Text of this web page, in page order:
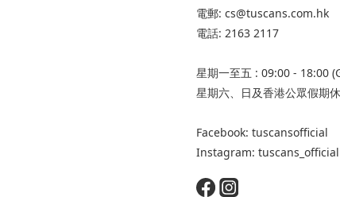
電郵: cs@tuscans.com.hk
電話: 2163 2117
星期一至五 : 09:00 - 18:00
星期六、日及香港公眾假期
Facebook: tuscansofficial
Instagram: tuscans_official